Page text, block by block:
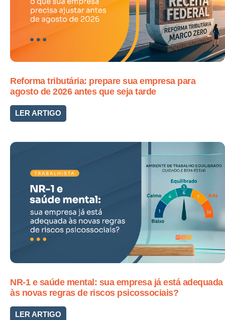
Reforma tributária: prepare sua empresa para
agosto de 2026 antes que seja tarde
LER ARTIGO
NR-1 e saúde mental: sua empresa já está adequada
às novas regras de riscos psicossociais?
LER ARTIGO